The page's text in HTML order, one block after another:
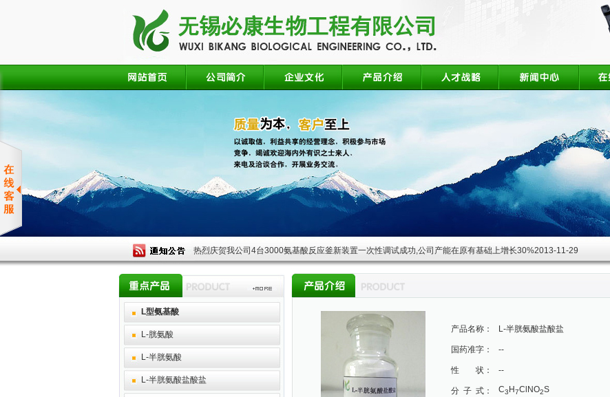
热烈庆贺我公司4台3000氨基酸反应釜新装置一次性调试成功,公司产能在原有基础上增长30%2013-11-29
L型氨基酸
L-胱氨酸
L-半胱氨酸
L-半胱氨酸盐酸盐
产品名称： L-半胱氨酸盐酸盐
国药准字： --
性 状： --
分 子 式： C3 H7ClNO2S